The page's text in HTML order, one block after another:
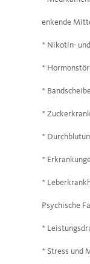
enkende
* Nikotin-
*
*
*
*
*
*
Psychische
*
* Stress und